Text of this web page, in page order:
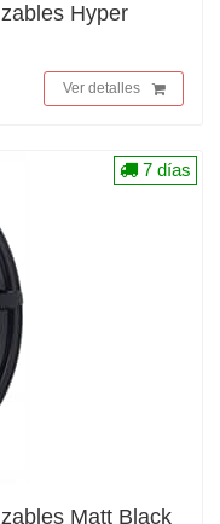
Hyper
Ver detalles
Matt Black
7 días